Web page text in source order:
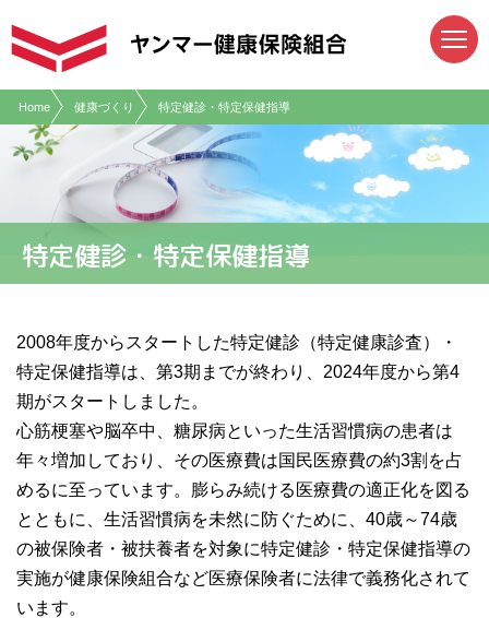
Home 健康づくり 特定健診・特定保健指導
特定健診・特定保健指導
2008年度からスタートした特定健診（特定健康診査）・
特定保健指導は、第3期までが終わり、2024年度から第4
期がスタートしました。
心筋梗塞や脳卒中、糖尿病といった生活習慣病の患者は
年々増加しており、その医療費は国民医療費の約3割を占
めるに至っています。膨らみ続ける医療費の適正化を図る
とともに、生活習慣病を未然に防ぐために、40歳～74歳
の被保険者・被扶養者を対象に特定健診・特定保健指導の
実施が健康保険組合など医療保険者に法律で義務化されて
います。